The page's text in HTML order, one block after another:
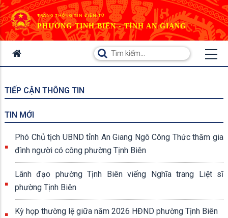
TRANG THÔNG TIN ĐIỆN TỬ
PHƯỜNG TỊNH BIÊN - TỈNH AN GIANG
TIẾP CẬN THÔNG TIN
TIN MỚI
Phó Chủ tịch UBND tỉnh An Giang Ngô Công Thức thăm gia
đình người có công phường Tịnh Biên
Lãnh đạo phường Tịnh Biên viếng Nghĩa trang Liệt sĩ
phường Tịnh Biên
Kỳ họp thường lệ giữa năm 2026 HĐND phường Tịnh Biên